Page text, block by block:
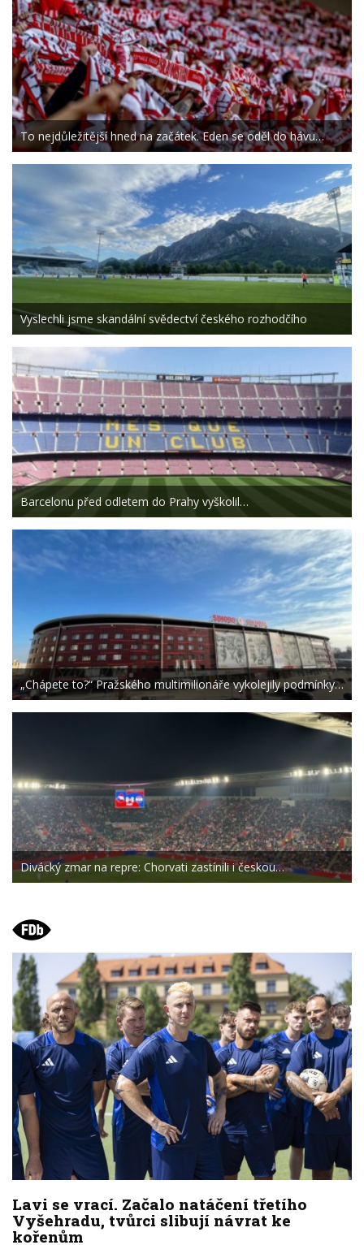
To nejdůležitější hned na začátek. Eden se oděl do hávu…
Vyslechli jsme skandální svědectví českého rozhodčího
Barcelonu před odletem do Prahy vyškolil…
„Chápete to?“ Pražského multimilionáře vykolejily podmínky…
Divácký zmar na repre: Chorvati zastínili i českou…
Lavi se vrací. Začalo natáčení třetího
Vyšehradu, tvůrci slibují návrat ke
kořenům